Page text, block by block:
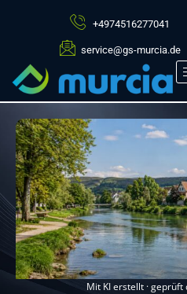
+4974516277041
service@gs-murcia.de
Mit KI erstellt ·